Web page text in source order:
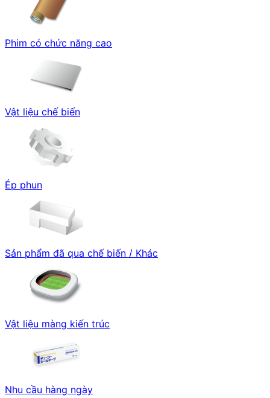
Phim có chức năng cao
Vật liệu chế biến
Ép phun
Sản phẩm đã qua chế biến / Khác
Vật liệu màng kiến trúc
Nhu cầu hàng ngày